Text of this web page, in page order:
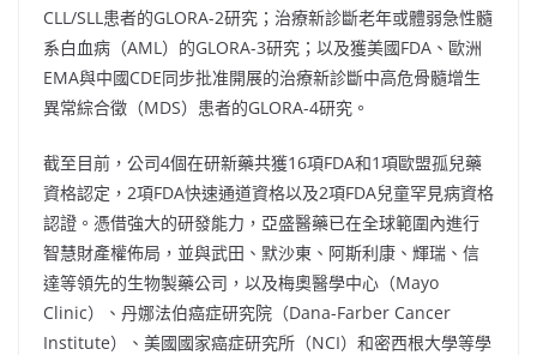
CLL/SLL患者的GLORA-2研究；治療新診斷老年或體弱急性髓
系白血病（AML）的GLORA-3研究；以及獲美國FDA、歐洲
EMA與中國CDE同步批准開展的治療新診斷中高危骨髓增生
異常綜合徵（MDS）患者的GLORA-4研究。
截至目前，公司4個在研新藥共獲16項FDA和1項歐盟孤兒藥
資格認定，2項FDA快速通道資格以及2項FDA兒童罕見病資格
認證。憑借強大的研發能力，亞盛醫藥已在全球範圍內進行
智慧財產權佈局，並與武田、默沙東、阿斯利康、輝瑞、信
達等領先的生物製藥公司，以及梅奧醫學中心（Mayo
Clinic）、丹娜法伯癌症研究院（Dana-Farber Cancer
Institute）、美國國家癌症研究所（NCI）和密西根大學等學